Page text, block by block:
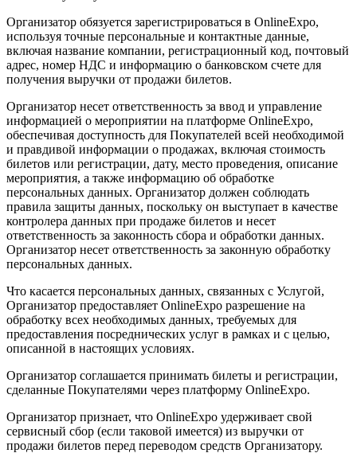
Организатор обязуется зарегистрироваться в OnlineExpo,
используя точные персональные и контактные данные,
включая название компании, регистрационный код, почтовый
адрес, номер НДС и информацию о банковском счете для
получения выручки от продажи билетов.
Организатор несет ответственность за ввод и управление
информацией о мероприятии на платформе OnlineExpo,
обеспечивая доступность для Покупателей всей необходимой
и правдивой информации о продажах, включая стоимость
билетов или регистрации, дату, место проведения, описание
мероприятия, а также информацию об обработке
персональных данных. Организатор должен соблюдать
правила защиты данных, поскольку он выступает в качестве
контролера данных при продаже билетов и несет
ответственность за законность сбора и обработки данных.
Организатор несет ответственность за законную обработку
персональных данных.
Что касается персональных данных, связанных с Услугой,
Организатор предоставляет OnlineExpo разрешение на
обработку всех необходимых данных, требуемых для
предоставления посреднических услуг в рамках и с целью,
описанной в настоящих условиях.
Организатор соглашается принимать билеты и регистрации,
сделанные Покупателями через платформу OnlineExpo.
Организатор признает, что OnlineExpo удерживает свой
сервисный сбор (если таковой имеется) из выручки от
продажи билетов перед переводом средств Организатору.